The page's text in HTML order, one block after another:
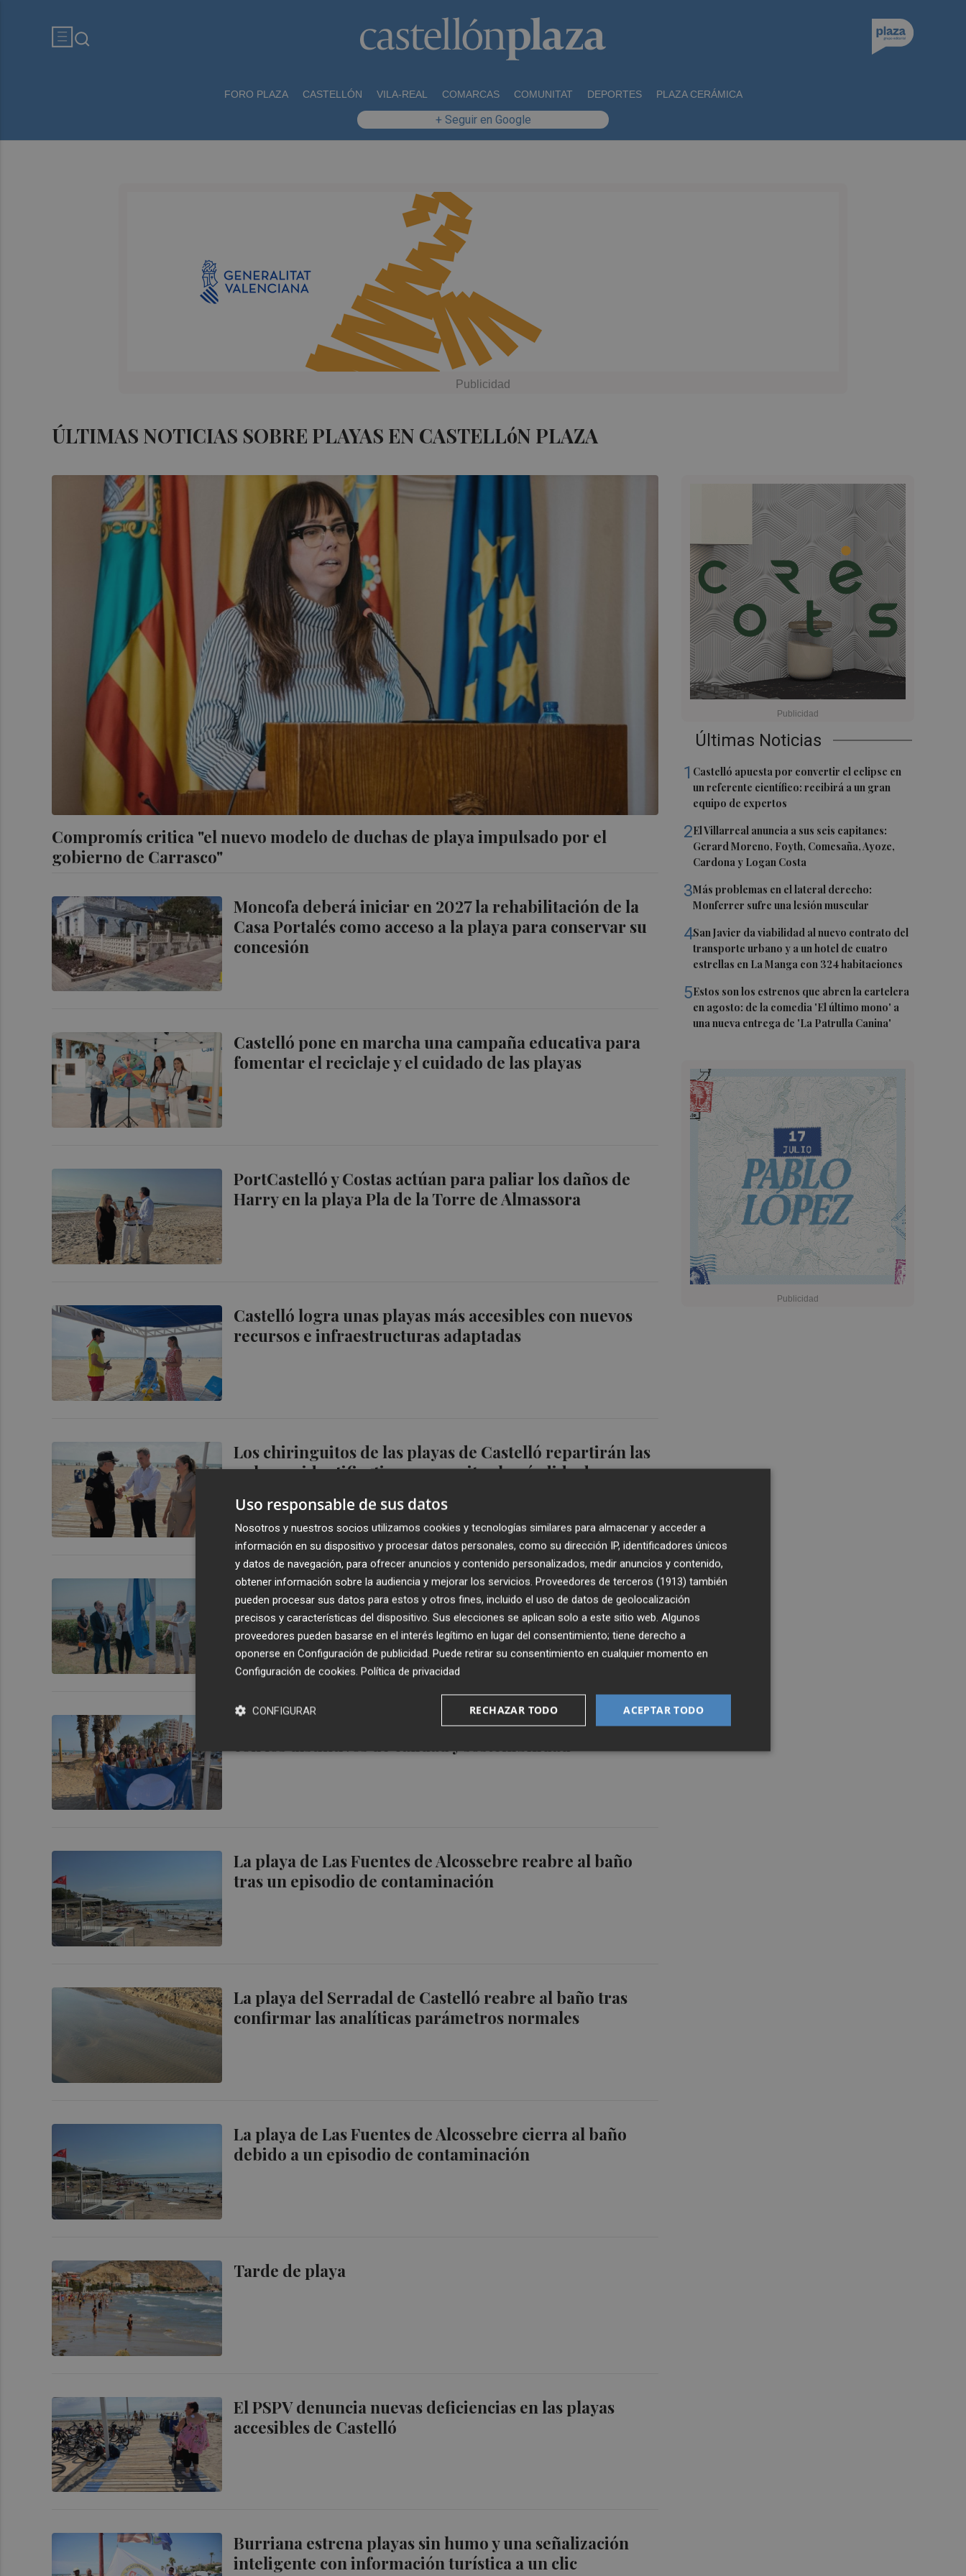
FORO PLAZA CASTELLÓN VILA-REAL COMARCAS COMUNITAT DEPORTES PLAZA CERÁMICA
+ Seguir en Google
ÚLTIMAS NOTICIAS SOBRE PLAYAS EN CASTELLóN PLAZA
Compromís critica "el nuevo modelo de duchas de playa impulsado por el
gobierno de Carrasco"
Moncofa deberá iniciar en 2027 la rehabilitación de la
Casa Portalés como acceso a la playa para conservar su
concesión
Castelló pone en marcha una campaña educativa para
fomentar el reciclaje y el cuidado de las playas
PortCastelló y Costas actúan para paliar los daños de
Harry en la playa Pla de la Torre de Almassora
Castelló logra unas playas más accesibles con nuevos
recursos e infraestructuras adaptadas
Los chiringuitos de las playas de Castelló repartirán las
pulseras identificativas para evitar la pérdida de
Castelló remarca la excelencia de sus playas con siete
sellos por su calidad, sostenibilidad y accesibilidad
Benicàssim revalida en 2026 la excelencia de sus playas
La playa de Las Fuentes de Alcossebre reabre al baño
tras un episodio de contaminación
La playa del Serradal de Castelló reabre al baño tras
confirmar las analíticas parámetros normales
La playa de Las Fuentes de Alcossebre cierra al baño
debido a un episodio de contaminación
Tarde de playa
El PSPV denuncia nuevas deficiencias en las playas
accesibles de Castelló
Burriana estrena playas sin humo y una señalización
inteligente con información turística a un clic
Últimas Noticias
1 Castelló apuesta por convertir el eclipse en
un referente científico: recibirá a un gran
equipo de expertos
2El Villarreal anuncia a sus seis capitanes:
Gerard Moreno, Foyth, Comesaña, Ayoze,
Cardona y Logan Costa
3Más problemas en el lateral derecho:
Monferrer sufre una lesión muscular
4San Javier da viabilidad al nuevo contrato del
transporte urbano y a un hotel de cuatro
estrellas en La Manga con 324 habitaciones
5Estos son los estrenos que abren la cartelera
en agosto: de la comedia 'El último mono' a
una nueva entrega de 'La Patrulla Canina'
Uso responsable de sus datos
Nosotros y nuestros socios utilizamos cookies y tecnologías similares para almacenar y acceder a
información en su dispositivo y procesar datos personales, como su dirección IP, identificadores únicos
y datos de navegación, para ofrecer anuncios y contenido personalizados, medir anuncios y contenido,
obtener información sobre la audiencia y mejorar los servicios. Proveedores de terceros (1913) también
pueden procesar sus datos para estos y otros fines, incluido el uso de datos de geolocalización
precisos y características del dispositivo. Sus elecciones se aplican solo a este sitio web. Algunos
proveedores pueden basarse en el interés legítimo en lugar del consentimiento; tiene derecho a
oponerse en Configuración de publicidad. Puede retirar su consentimiento en cualquier momento en
Configuración de cookies. Política de privacidad
ACEPTAR TODO
RECHAZAR TODO
CONFIGURAR